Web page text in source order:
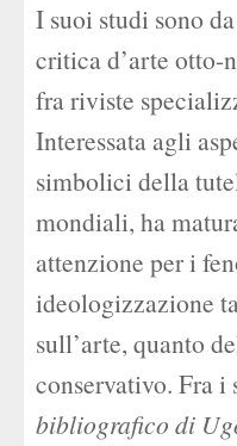
I suoi studi sono
critica d’arte otto-
fra riviste
Interessata agli
simbolici della
mondiali, ha
attenzione per i
ideologizzazione
sull’arte, quanto
conservativo. Fra i
bibliografico di